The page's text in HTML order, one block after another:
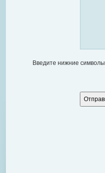
Введите нижние символы